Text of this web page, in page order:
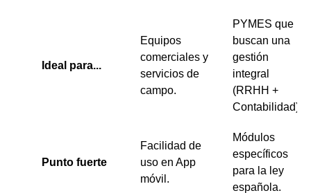
Ideal para...
Equipos
comerciales y
servicios de
campo.
PYMES que
buscan una
gestión
integral
(RRHH +
Contabilidad).
Punto fuerte
Facilidad de
uso en App
móvil.
Módulos
específicos
para la ley
española.